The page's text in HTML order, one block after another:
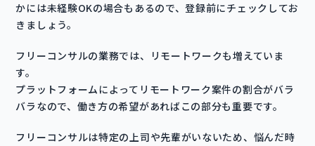
かには未経験OKの場合もあるので、登録前にチェックしてお
きましょう。
フリーコンサルの業務では、リモートワークも増えていま
す。
プラットフォームによってリモートワーク案件の割合がバラ
バラなので、働き方の希望があればこの部分も重要です。
フリーコンサルは特定の上司や先輩がいないため、悩んだ時